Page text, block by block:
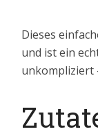
Dieses
und ist ein
unkompliziert